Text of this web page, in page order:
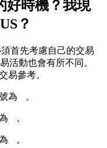
好時機？我現
？
首先考慮自己的交易
活動也會有所不同。
易參考。
為 。
。
。